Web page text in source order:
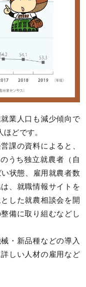
業人口も減少傾向で
どです。
課の資料によると、
うち独立就農者（自
状態、雇用就農者数
、就職情報サイトを
した就農相談会を開
備に取り組むなどし
・新品種などの導入
しい人材の雇用など